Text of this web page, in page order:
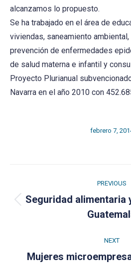
alcanzamos lo propuesto.
Se ha trabajado en el área de
viviendas, saneamiento
prevención de enfermedades
de salud materna e infantil y
Proyecto Plurianual
Navarra en el año 2010 con
febrero 7,
navigation
PREVIOUS
post:
Seguridad alimentaria
NEXT
Next
Mujeres